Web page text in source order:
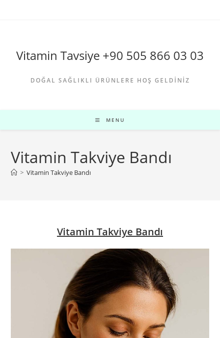
Vitamin Tavsiye +90 505 866 03 03
DOĞAL SAĞLIKLI ÜRÜNLERE HOŞ GELDINIZ
MENU
Vitamin Takviye Bandı
> Vitamin Takviye Bandı
Vitamin Takviye Bandı